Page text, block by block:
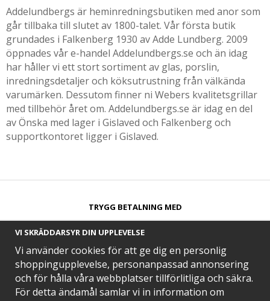
Addelundbergs är heminredningsbutiken med anor som
går tillbaka till slutet av 1800-talet. Vår första butik
grundades i Falkenberg 1930 av Adde Lundberg. 2009
öppnades vår e-handel Addelundbergs.se och än idag
har håller vi ett stort sortiment av glas, porslin,
inredningsdetaljer och köksutrustning från välkända
varumärken. Dessutom finner ni Webers kvalitetsgrillar
med tillbehör året om. Addelundbergs.se är idag en del
av Önska med lager i Gislaved och Falkenberg och
supportkontoret ligger i Gislaved.
TRYGG BETALNING MED​
SNABB LEVERANS MED
VI SKRÄDDARSYR DIN UPPLEVELSE
Vi använder cookies för att ge dig en personlig
shoppingupplevelse, personanpassad annonsering
och för hålla våra webbplatser tillförlitliga och säkra.
För detta ändamål samlar vi in information om